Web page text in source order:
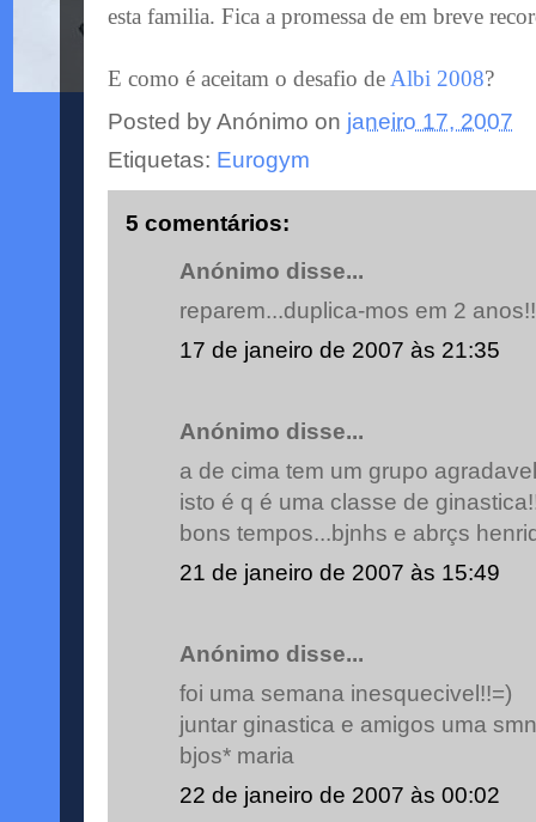
esta familia. Fica a promessa de em breve
E como é aceitam o desafio de Albi 2008?
Posted byAnónimo on janeiro 17, 2007
Etiquetas: Eurogym
5 comentários:
Anónimo disse...
reparem...duplica-mos em 2
17 de janeiro de 2007 às 21:35
Anónimo disse...
a de cima tem um grupo
isto é q é uma classe de
bons tempos...bjnhs e abrçs
21 de janeiro de 2007 às 15:49
Anónimo disse...
foi uma semana inesquecivel!!=)
juntar ginastica e amigos uma
bjos* maria
22 de janeiro de 2007 às 00:02